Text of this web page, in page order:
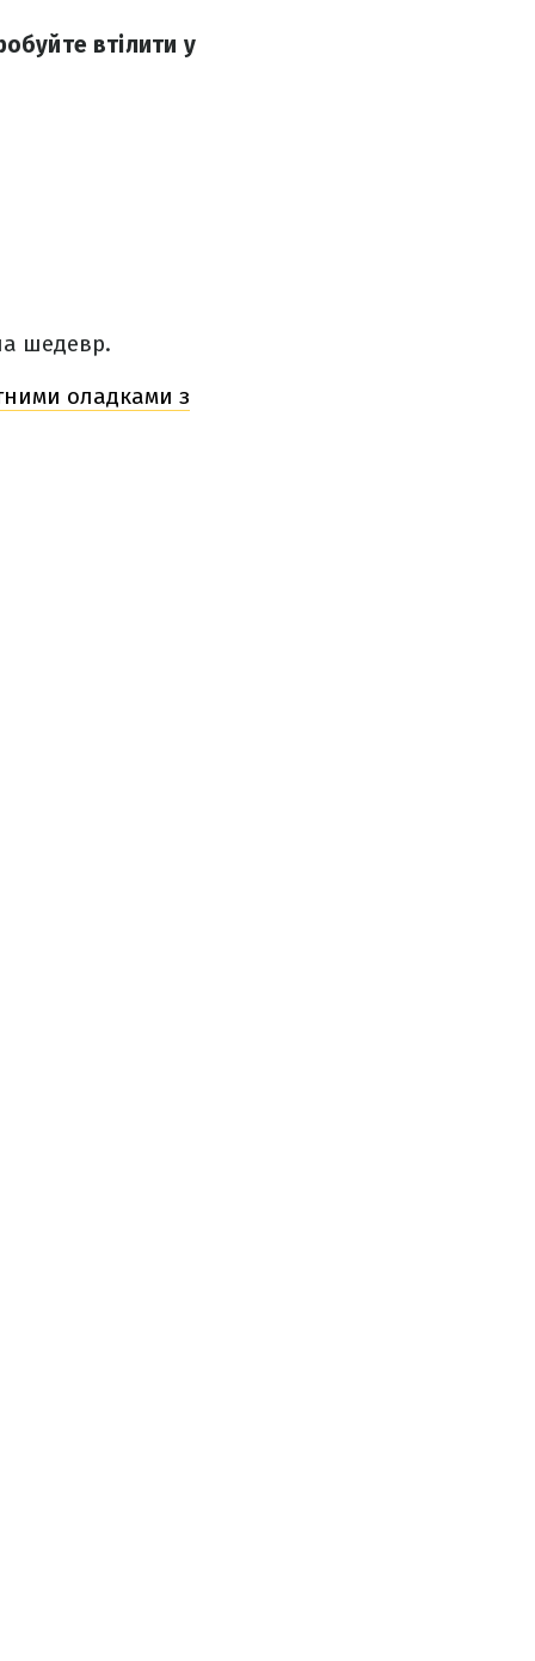
втілити у
шедевр.
оладками з